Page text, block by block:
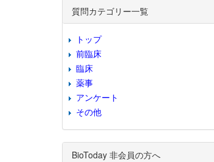
質問カテゴリー一覧
トップ
前臨床
臨床
薬事
アンケート
その他
BioToday 非会員の方へ